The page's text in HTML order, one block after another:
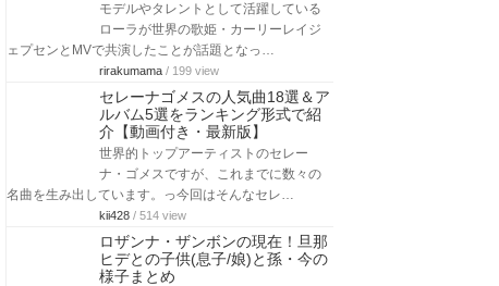
モデルやタレントとして活躍している
ローラが世界の歌姫・カーリーレイジ
ェプセンとMVで共演したことが話題となっ…
rirakumama / 199 view
セレーナゴメスの人気曲18選＆ア
ルバム5選をランキング形式で紹
介【動画付き・最新版】
世界的トップアーティストのセレー
ナ・ゴメスですが、これまでに数々の
名曲を生み出しています。っ今回はそんなセレ…
kii428 / 514 view
ロザンナ・ザンボンの現在！旦那
ヒデとの子供(息子/娘)と孫・今の
様子まとめ